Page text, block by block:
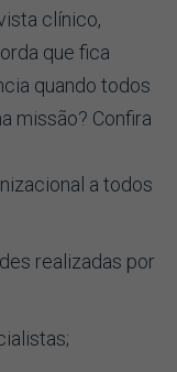
clínico,
que fica
quando todos
missão? Confira
a todos
realizadas por